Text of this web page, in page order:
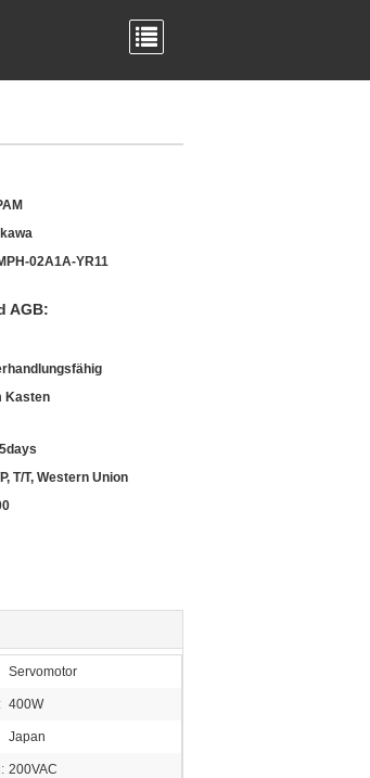
02A1A-YR11
AGB:
Kasten
T/T, Western Union
Servomotor
400W
Japan
200VAC